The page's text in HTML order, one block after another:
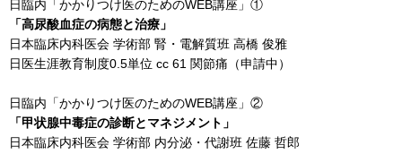
日臨内「かかりつけ医のためのWEB講座」①
「高尿酸血症の病態と治療」
日本臨床内科医会 学術部 腎・電解質班 高橋 俊雅
日医生涯教育制度0.5単位 cc 61 関節痛（申請中）
日臨内「かかりつけ医のためのWEB講座」②
「甲状腺中毒症の診断とマネジメント」
日本臨床内科医会 学術部 内分泌・代謝班 佐藤 哲郎